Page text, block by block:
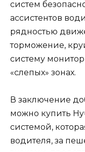
систем
ассистентов
рядностью
торможение,
систему
«слепых» зонах.
В заключение
можно купить
системой,
водителя, за